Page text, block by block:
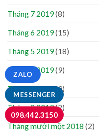
Tháng 7 2019(8)
Tháng 6 2019(15)
Tháng 5 2019(18)
Tháng 4 2019(9)
Tháng 3 2019(9)
Tháng 2 2019(2)
Tháng mười một 2018 (2)
MESSENGER
ZALO
098.442.3150